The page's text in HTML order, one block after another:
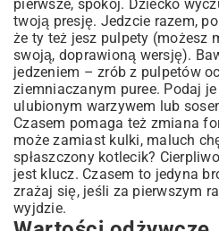
pierwsze, spokój. Dziecko
twoją presję. Jedzcie razem,
że ty też jesz pulpety (możesz
swoją, doprawioną wersję).
jedzeniem – zrób z pulpetów
ziemniaczanym puree. Podaj
ulubionym warzywem lub
Czasem pomaga też zmiana
może zamiast kulki, maluch
spłaszczony kotlecik?
jest klucz. Czasem to jedyna
zrażaj się, jeśli za pierwszym
wyjdzie.